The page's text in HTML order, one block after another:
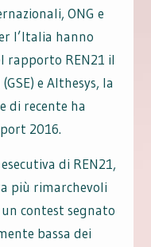
ONG e
l’Italia hanno
rapporto REN21 il
e Althesys, la
di recente ha
2016.
di REN21,
più rimarchevoli
contest segnato
bassa dei